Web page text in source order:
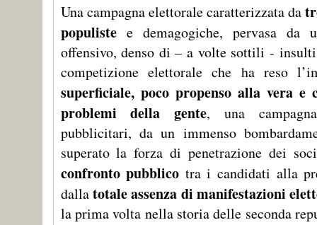
Una campagna elettorale caratterizzata da
populistee demagogiche, pervasa da
offensivo, denso di – a volte sottili - insulti
competizione elettorale che ha reso
superficiale, poco propenso alla vera e
problemi della gente, una
pubblicitari, da un immenso
superato la forza di penetrazione dei
confronto pubblico tra i candidati alla
dallatotale assenza di manifestazioni
la prima volta nella storia delle seconda